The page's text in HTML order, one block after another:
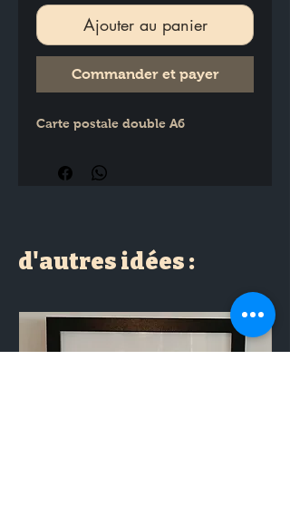
Ajouter au panier
Commander et payer
Carte postale double A6
d'autres idées :